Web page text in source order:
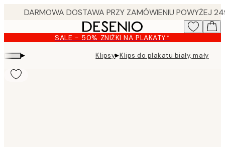
content.
SALE - 50% ZNIŻKI NA PLAKATY*
▸ Klipsy▸Klips do plakatu biały, mały